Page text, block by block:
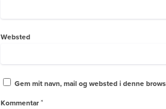
Websted
Gem mit navn, mail og websted i denne
Kommentar *